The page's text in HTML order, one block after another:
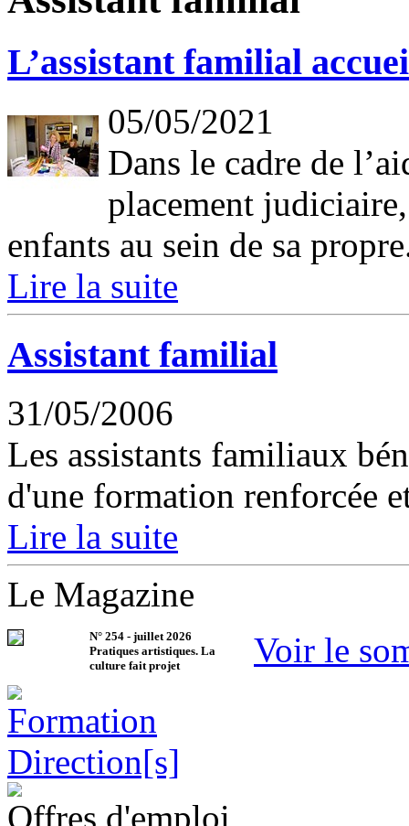
L’assistant familial
05/05/2021
Dans le cadre de
placement
enfants au sein de sa
Lire la suite
Assistant familial
31/05/2006
Les assistants familiaux
d'une formation renforcée
Lire la suite
Le Magazine
N° 254 - juillet 2026
Pratiques artistiques. La
culture fait projet
Voir le
Offres d'emploi